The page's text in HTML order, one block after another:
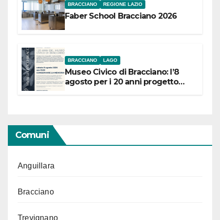
BRACCIANO REGIONE LAZIO
Faber School Bracciano 2026
BRACCIANO LAGO
Museo Civico di Bracciano: l’8
agosto per i 20 anni progetto
Comuni
Anguillara
Bracciano
Trevignano